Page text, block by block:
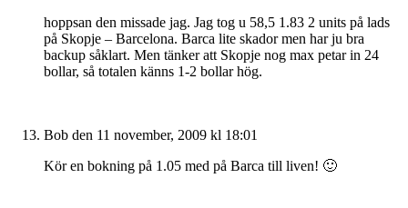
hoppsan den missade jag. Jag tog u 58,5 1.83 2 units på lads
på Skopje – Barcelona. Barca lite skador men har ju bra
backup såklart. Men tänker att Skopje nog max petar in 24
bollar, så totalen känns 1-2 bollar hög.
Bob den 11 november, 2009 kl 18:01
Kör en bokning på 1.05 med på Barca till liven! 🙂